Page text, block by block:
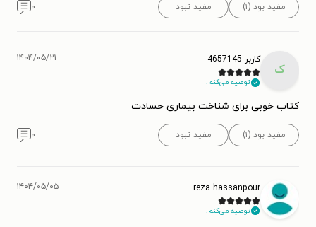
مفید بود (۱) مفید نبود ۰
ک
کاربر 4657145
توصیه می‌کنم.
۱۴۰۴/۰۵/۲۱
کتاب خوبی برای شناخت بیماری حسادت
مفید بود (۱) مفید نبود ۰
reza hassanpour
توصیه می‌کنم.
۱۴۰۴/۰۵/۰۵